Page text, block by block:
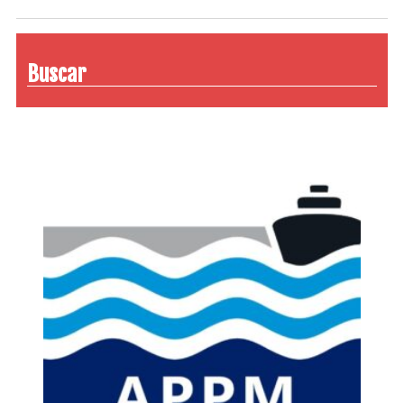
Buscar